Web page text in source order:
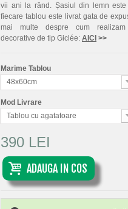
vii ani la rând. Șasiul din lemn
fiecare tablou este livrat gata de
mai multe despre cum realizam
decorative de tip Giclée: AICI>>
Marime Tablou
48x60cm
Mod Livrare
Tablou cu agatatoare
390 LEI
ADAUGA IN COS